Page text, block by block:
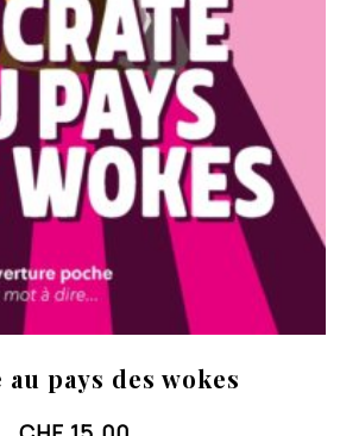
au pays des wokes